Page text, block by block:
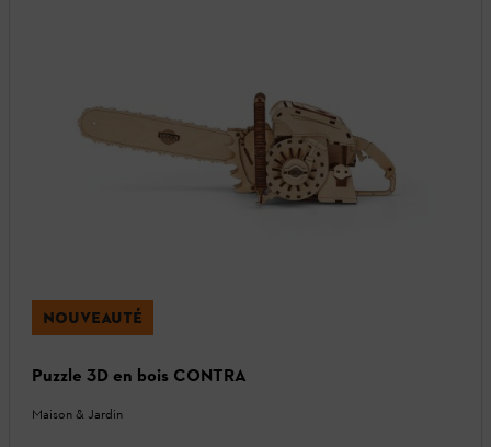
NOUVEAUTÉ
Puzzle 3D en bois CONTRA
Maison & Jardin